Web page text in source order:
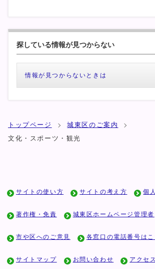
探している情報が見つからない
情報が見つからないときは
トップページ
城東区のご案内
文化・スポーツ・観光
サイトの使い方 サイトの考え方 個
著作権・免責 城東区ホームページ管理者
市や区へのご意見 各窓口の電話番号はこ
サイトマップ お問い合わせ アクセス